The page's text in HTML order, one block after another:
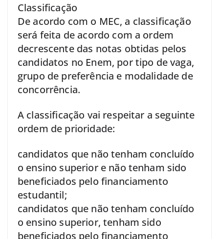
Classificação
De acordo com o MEC, a classificação
será feita de acordo com a ordem
decrescente das notas obtidas pelos
candidatos no Enem, por tipo de vaga,
grupo de preferência e modalidade de
concorrência.
A classificação vai respeitar a seguinte
ordem de prioridade:
candidatos que não tenham concluído
o ensino superior e não tenham sido
beneficiados pelo financiamento
estudantil;
candidatos que não tenham concluído
o ensino superior, tenham sido
beneficiados pelo financiamento